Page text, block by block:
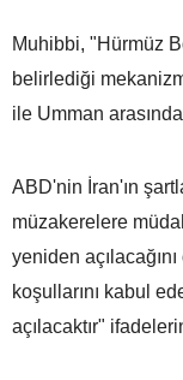
Muhibbi, "Hürmüz
belirlediği
ile Umman
ABD'nin İran'ın
müzakerelere
yeniden
koşullarını kabul
açılacaktır"